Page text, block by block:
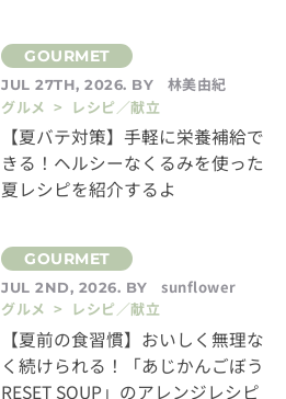
JUL 27TH, 2026. BY
林美由紀
グルメ > レシピ／献立
【夏バテ対策】手軽に栄養補給で
きる！ヘルシーなくるみを使った
夏レシピを紹介するよ
JUL 2ND, 2026. BY
sunflower
グルメ > レシピ／献立
【夏前の食習慣】おいしく無理な
く続けられる！「あじかんごぼう
RESET SOUP」のアレンジレシピ